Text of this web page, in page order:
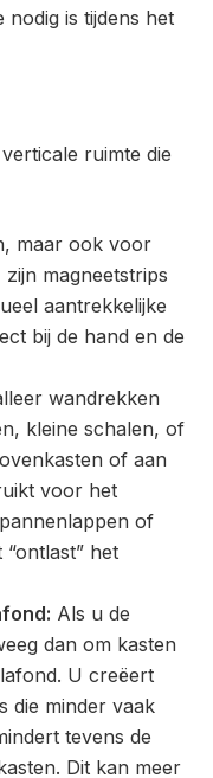
nodig is tijdens het
ruimte die
maar ook voor
magneetstrips
aantrekkelijke
bij de hand en de
wandrekken
kleine schalen, of
of aan
voor het
of
het
Als u de
dan om kasten
U creëert
die minder vaak
tevens de
Dit kan meer